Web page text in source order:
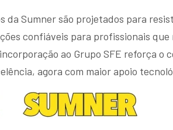
da Sumner são projetados para
confiáveis para profissionais
ao Grupo SFE reforça o
agora com maior apoio